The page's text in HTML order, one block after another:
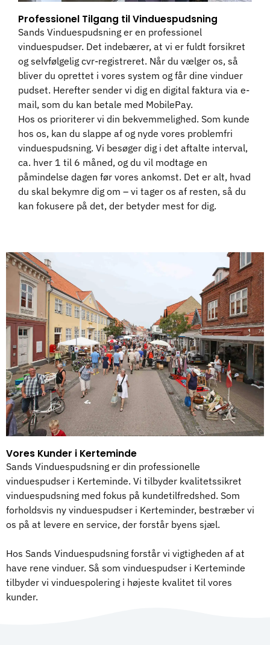
Professionel Tilgang til Vinduespudsning
Sands Vinduespudsning er en professionel
vinduespudser. Det indebærer, at vi er fuldt forsikret
og selvfølgelig cvr-registreret. Når du vælger os, så
bliver du oprettet i vores system og får dine vinduer
pudset. Herefter sender vi dig en digital faktura via e-
mail, som du kan betale med MobilePay.
Hos os prioriterer vi din bekvemmelighed. Som kunde
hos os, kan du slappe af og nyde vores problemfri
vinduespudsning. Vi besøger dig i det aftalte interval,
ca. hver 1 til 6 måned, og du vil modtage en
påmindelse dagen før vores ankomst. Det er alt, hvad
du skal bekymre dig om – vi tager os af resten, så du
kan fokusere på det, der betyder mest for dig.
Vores Kunder i Kerteminde
Sands Vinduespudsning er din professionelle
vinduespudser i Kerteminde. Vi tilbyder kvalitetssikret
vinduespudsning med fokus på kundetilfredshed. Som
forholdsvis ny vinduespudser i Kerteminder, bestræber vi
os på at levere en service, der forstår byens sjæl.
Hos Sands Vinduespudsning forstår vi vigtigheden af at
have rene vinduer. Så som vinduespudser i Kerteminde
tilbyder vi vinduespolering i højeste kvalitet til vores
kunder.